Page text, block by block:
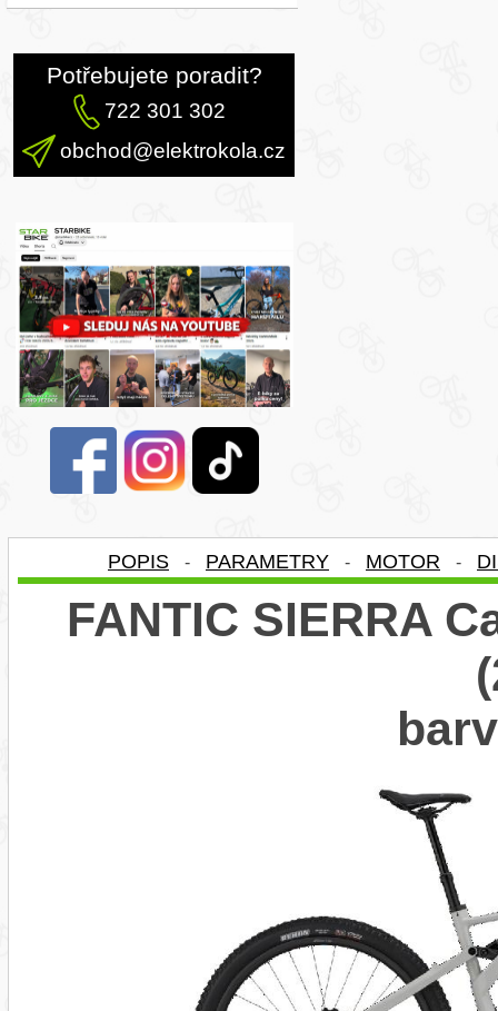
Potřebujete poradit?
722 301 302
obchod@elektrokola.cz
POPIS - PARAMETRY - MOTOR -
FANTIC SIERRA